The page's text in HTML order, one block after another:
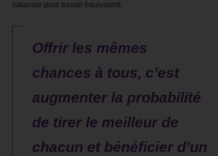
salariale pour travail équivalent.
Offrir les mêmes
chances à tous, c’est
augmenter la probabilité
de tirer le meilleur de
chacun et bénéficier d’un